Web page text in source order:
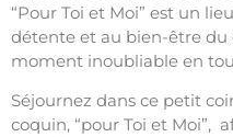
“Pour Toi et Moi” est un
détente et au bien-être du
moment inoubliable en
Séjournez dans ce petit
coquin, “pour Toi et Moi”,